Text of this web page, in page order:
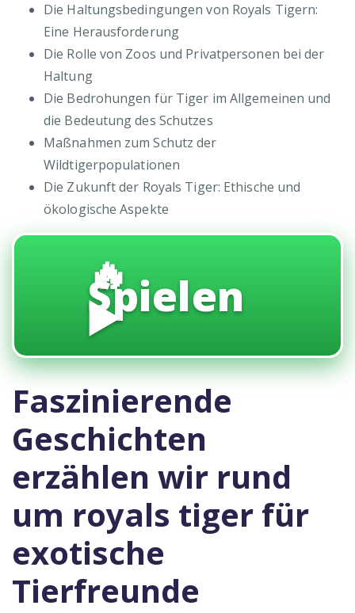
Die Haltungsbedingungen von Royals Tigern:
Eine Herausforderung
Die Rolle von Zoos und Privatpersonen bei der
Haltung
Die Bedrohungen für Tiger im Allgemeinen und
die Bedeutung des Schutzes
Maßnahmen zum Schutz der
Wildtigerpopulationen
Die Zukunft der Royals Tiger: Ethische und
ökologische Aspekte
🔥
Spielen
▶️
Faszinierende
Geschichten
erzählen wir rund
um royals tiger für
exotische
Tierfreunde